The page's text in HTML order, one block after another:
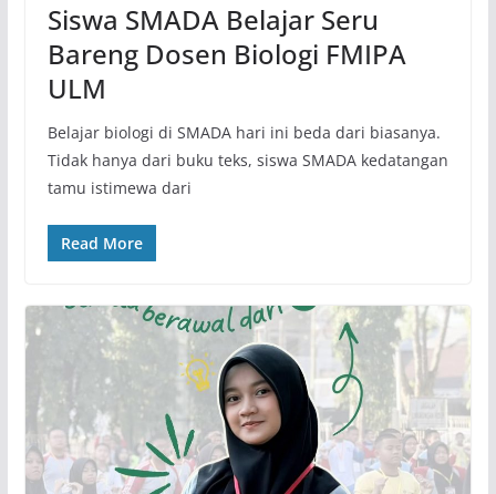
Siswa SMADA Belajar Seru
Bareng Dosen Biologi FMIPA
ULM
Belajar biologi di SMADA hari ini beda dari biasanya.
Tidak hanya dari buku teks, siswa SMADA kedatangan
tamu istimewa dari
Read More